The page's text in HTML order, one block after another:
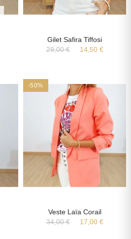
Gilet Safira Tiffosi
29,00 €
14,50 €
-50%
Veste Laïa Corail
34,00 €
17,00 €